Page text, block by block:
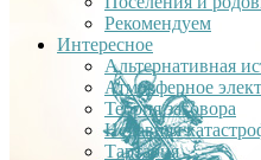
Рекомендуем
Интересное
Альтернативная
Атмосферное
Теория заговора
Недавняя
Тартария